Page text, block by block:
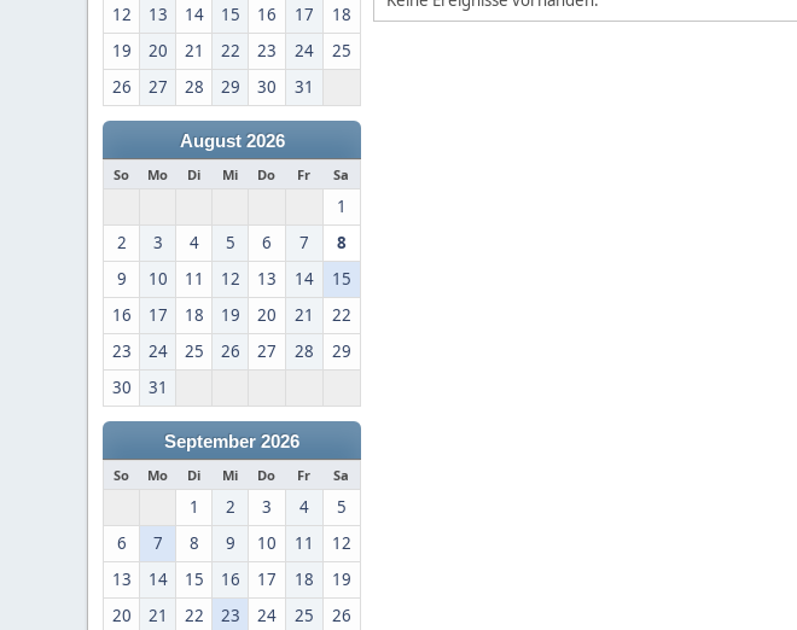
12
13 14 15 16 17
18
19
20 21 22 23 24
25
26
27 28 29 30 31
August 2026
So Mo Di Mi Do Fr Sa
1
2
3 4 5 6 7
8
9
10 11 12 13 14
15
16
17 18 19 20 21
22
23
24 25 26 27 28
29
30
31
September 2026
So Mo Di Mi Do Fr Sa
1 2 3 4
5
6
7 8 9 10 11
12
13
14 15 16 17 18
19
20
21 22 23 24 25 26